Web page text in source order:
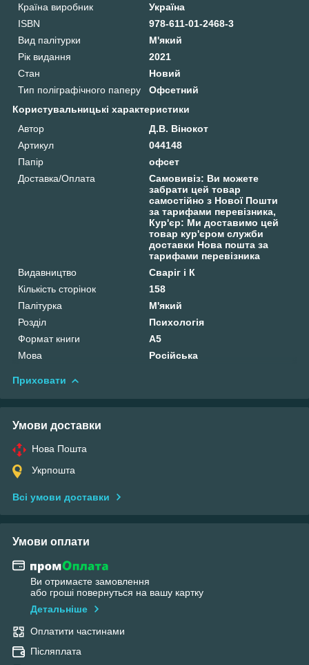
Країна виробник
Україна
ISBN
978-611-01-2468-3
Вид палітурки
М'який
Рік видання
2021
Стан
Новий
Тип поліграфічного паперу
Офсетний
Користувальницькі характеристики
Автор
Д.В. Вінокот
Артикул
044148
Папір
офсет
Доставка/Оплата
Самовивіз: Ви можете
забрати цей товар
самостійно з Нової Пошти
за тарифами перевізника,
Кур'єр: Ми доставимо цей
товар кур'єром служби
доставки Нова пошта за
тарифами перевізника
Видавництво
Сваріг і К
Кількість сторінок
158
Палітурка
М'який
Розділ
Психологія
Формат книги
А5
Мова
Російська
Приховати
Умови доставки
Нова Пошта
Укрпошта
Всі умови доставки
Умови оплати
Ви отримаєте замовлення
або гроші повернуться на вашу картку
Детальніше
Оплатити частинами
Післяплата